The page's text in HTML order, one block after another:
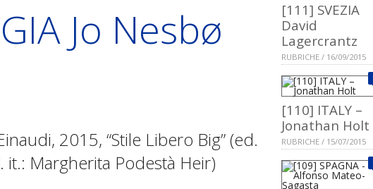
Jo Nesbø
2015, “Stile Libero Big” (ed.
it.: Margherita Podestà Heir)
[111] SVEZIA
David
Lagercrantz
RUBRICHE / 16/09/2015
[110] ITALY –
Jonathan Holt
RUBRICHE / 15/07/2015